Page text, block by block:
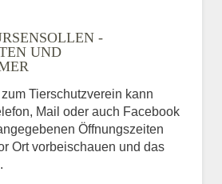
-
UND
Tierschutzverein kann
Mail oder auch Facebook
Öffnungszeiten
Ort vorbeischauen und das